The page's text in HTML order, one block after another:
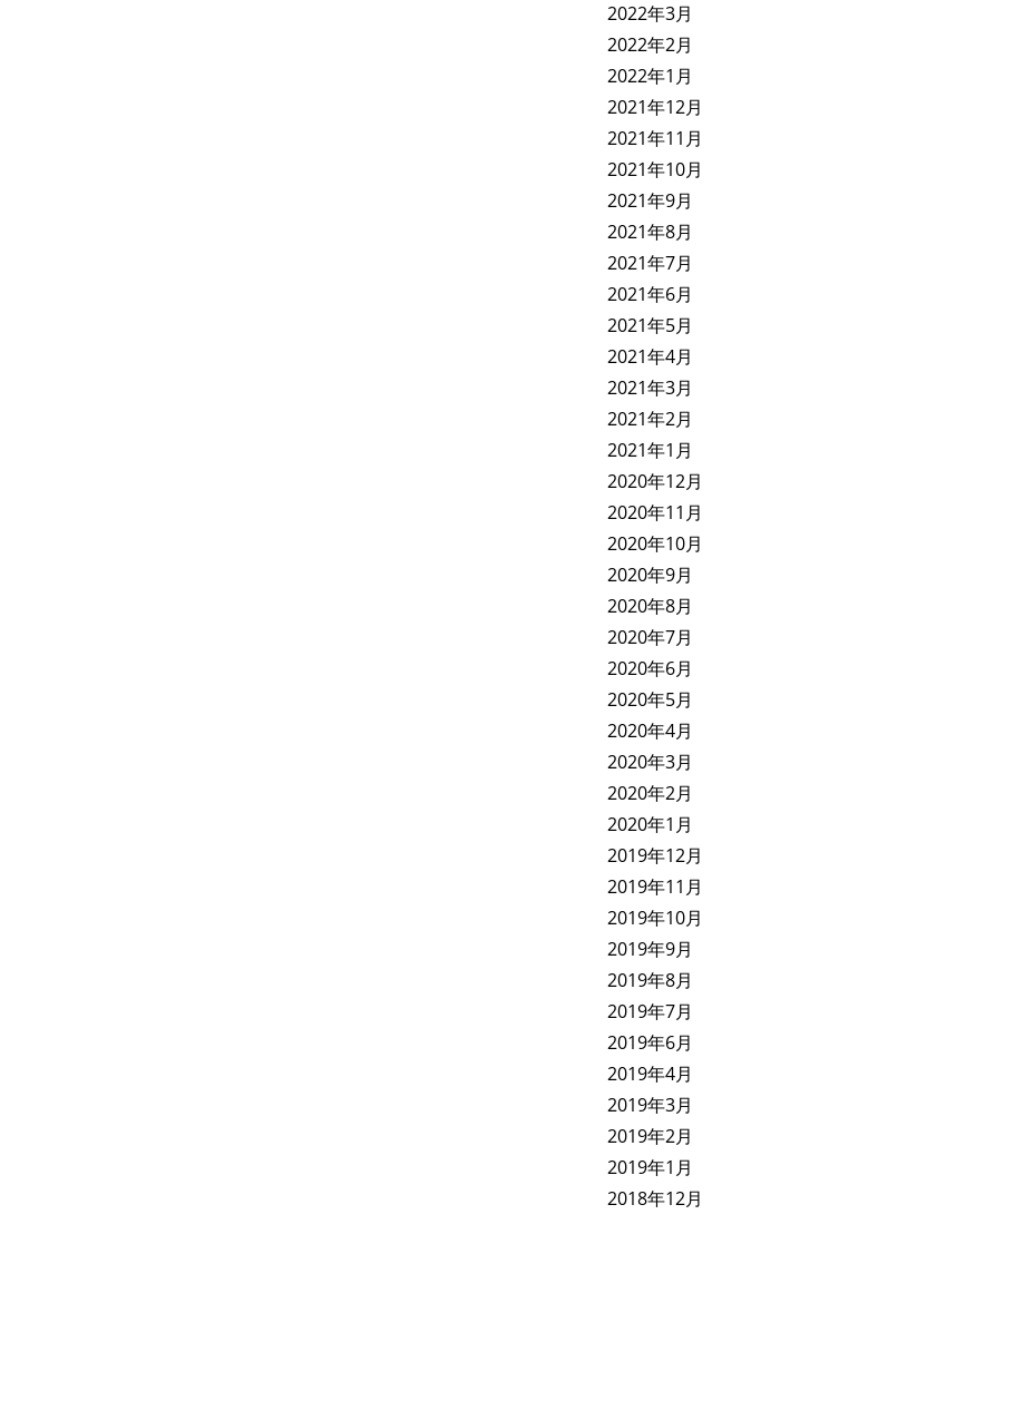
2022年3月
2022年2月
2022年1月
2021年12月
2021年11月
2021年10月
2021年9月
2021年8月
2021年7月
2021年6月
2021年5月
2021年4月
2021年3月
2021年2月
2021年1月
2020年12月
2020年11月
2020年10月
2020年9月
2020年8月
2020年7月
2020年6月
2020年5月
2020年4月
2020年3月
2020年2月
2020年1月
2019年12月
2019年11月
2019年10月
2019年9月
2019年8月
2019年7月
2019年6月
2019年4月
2019年3月
2019年2月
2019年1月
2018年12月